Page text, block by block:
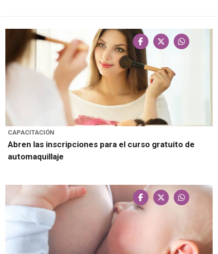
CAPACITACIÓN
Abren las inscripciones para el curso gratuito de
automaquillaje